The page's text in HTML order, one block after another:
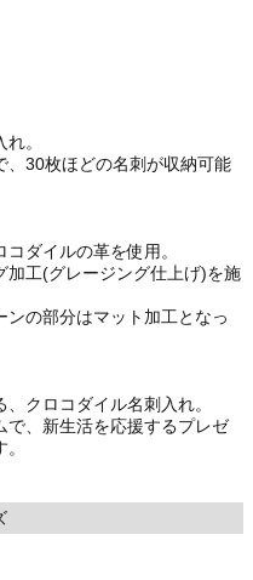
。
、30枚ほどの名刺が収納可能
ダイルの革を使用。
加工(グレージング仕上げ)を施
の部分はマット加工となっ
クロコダイル名刺入れ。
で、新生活を応援するプレゼ